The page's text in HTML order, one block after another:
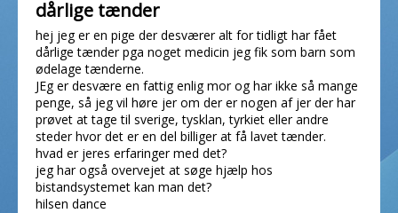
dårlige tænder
hej jeg er en pige der desværer alt for tidligt har fået
dårlige tænder pga noget medicin jeg fik som barn som
ødelage tænderne.
JEg er desvære en fattig enlig mor og har ikke så mange
penge, så jeg vil høre jer om der er nogen af jer der har
prøvet at tage til sverige, tysklan, tyrkiet eller andre
steder hvor det er en del billiger at få lavet tænder.
hvad er jeres erfaringer med det?
jeg har også overvejet at søge hjælp hos
bistandsystemet kan man det?
hilsen dance